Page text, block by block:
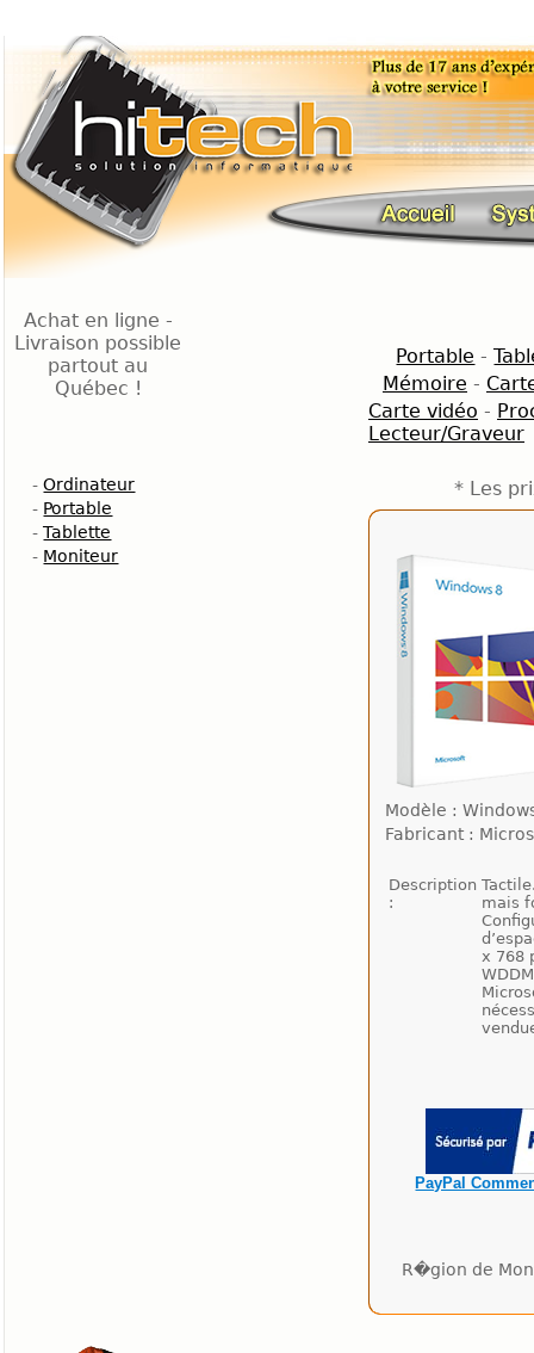
Achat en ligne -
Livraison possible
partout au
Québec !
-Ordinateur
- Portable
-Tablette
- Moniteur
Portable -
Mémoire -
Carte vidéo -
Lecteur/Graveur
* Les
Modèle :
Fabricant :
Description
:
mais
x 768
PayPal
R�gion de